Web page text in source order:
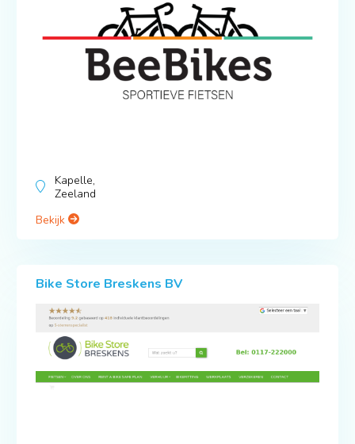
Kapelle,
Zeeland
Bekijk
Bike Store Breskens BV